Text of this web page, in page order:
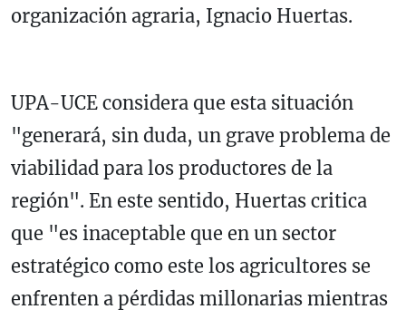
organización agraria, Ignacio Huertas.
UPA-UCE considera que esta situación
"generará, sin duda, un grave problema de
viabilidad para los productores de la
región". En este sentido, Huertas critica
que "es inaceptable que en un sector
estratégico como este los agricultores se
enfrenten a pérdidas millonarias mientras